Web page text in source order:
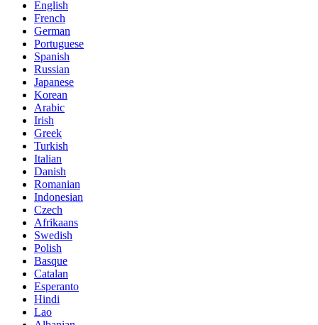
English
French
German
Portuguese
Spanish
Russian
Japanese
Korean
Arabic
Irish
Greek
Turkish
Italian
Danish
Romanian
Indonesian
Czech
Afrikaans
Swedish
Polish
Basque
Catalan
Esperanto
Hindi
Lao